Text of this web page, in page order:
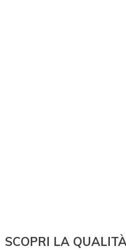
SCOPRI LA